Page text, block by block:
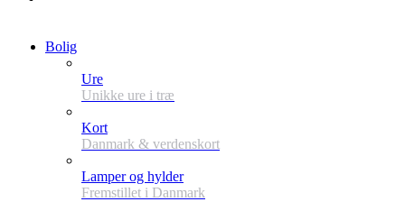
Bolig
Ure
Unikke ure i træ
Kort
Danmark & verdenskort
Lamper og hylder
Fremstillet i Danmark